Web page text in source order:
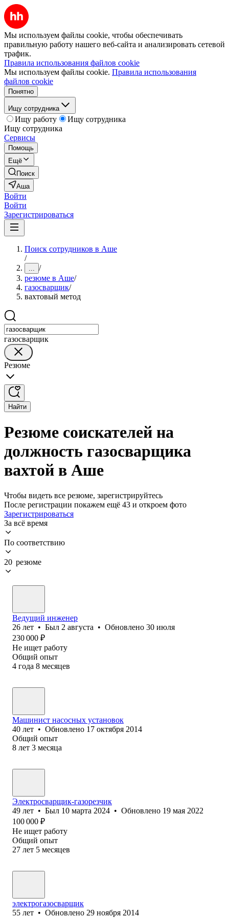
Мы используем файлы cookie, чтобы обеспечивать
правильную работу нашего веб-сайта и анализировать сетевой
трафик.
Правила использования файлов cookie
Мы используем файлы cookie. Правила использования
файлов cookie
Понятно
Ищу сотрудника
Ищу работу
Ищу сотрудника
Ищу сотрудника
Сервисы
Помощь
Ещё
Поиск
Аша
Войти
Войти
Зарегистрироваться
Поиск сотрудников в Аше
/
... /
резюме в Аше/
газосварщик/
вахтовый метод
газосварщик
Резюме
Найти
Резюме соискателей на
должность газосварщика
вахтой в Аше
Чтобы видеть все резюме, зарегистрируйтесь
После регистрации покажем ещё 43 и откроем фото
Зарегистрироваться
За всё время
По соответствию
20 резюме
Ведущий инженер
26 лет • Был 2 августа • Обновлено 30 июля
230 000 ₽
Не ищет работу
Общий опыт
4 года 8 месяцев
Машинист насосных установок
40 лет • Обновлено 17 октября 2014
Общий опыт
8 лет 3 месяца
Электросварщик-газорезчик
49 лет • Был 10 марта 2024 • Обновлено 19 мая 2022
100 000 ₽
Не ищет работу
Общий опыт
27 лет 5 месяцев
электрогазосварщик
55 лет • Обновлено 29 ноября 2014